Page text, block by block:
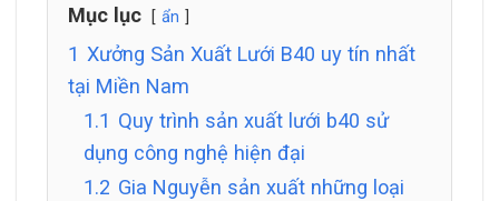
Mục lục ẩn
1 Xưởng Sản Xuất Lưới B40 uy tín nhất
tại Miền Nam
1.1 Quy trình sản xuất lưới b40 sử
dụng công nghệ hiện đại
1.2 Gia Nguyễn sản xuất những loại